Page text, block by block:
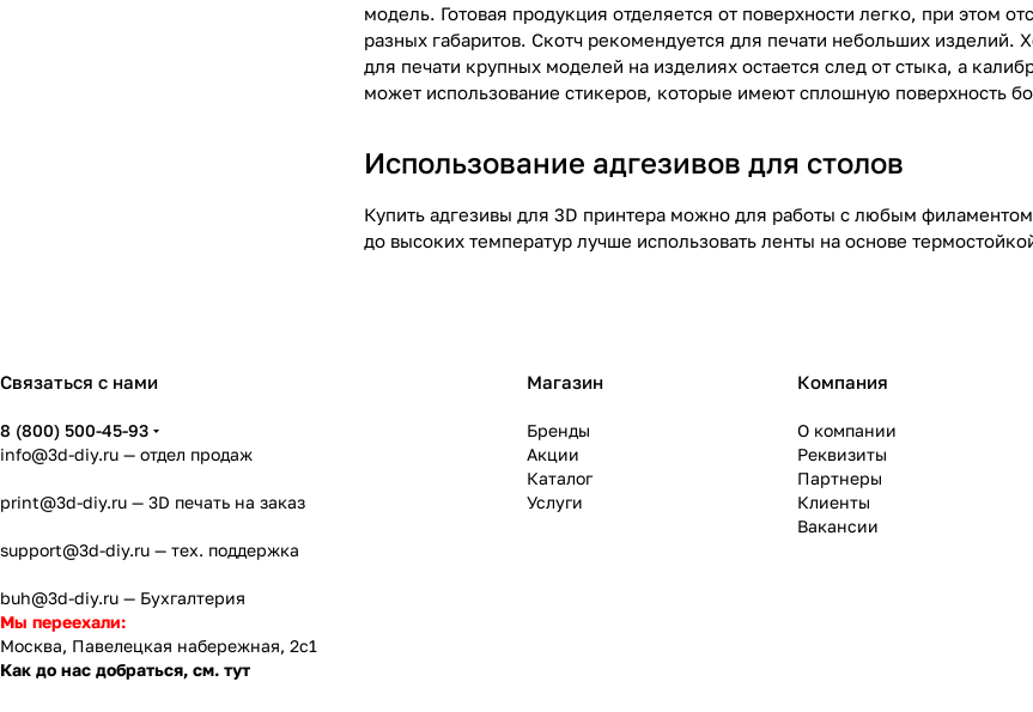
модель. Готовая продукция отделяется от поверхности легко, при этом
разных габаритов. Скотч рекомендуется для печати небольших
для печати крупных моделей на изделиях остается след от стыка, а
может использование стикеров, которые имеют сплошную поверхность
Использование адгезивов для столов
Купить адгезивы для 3D принтера можно для работы с любым
до высоких температур лучше использовать ленты на основе
Связаться с нами
8 (800) 500-45-93
info@3d-diy.ru — отдел продаж
print@3d-diy.ru — 3D печать на заказ
support@3d-diy.ru — тех. поддержка
buh@3d-diy.ru — Бухгалтерия
Мы переехали:
Москва, Павелецкая набережная, 2с1
Как до нас добраться, см. тут
Магазин
Бренды
Акции
Каталог
Услуги
Компания
О компании
Реквизиты
Партнеры
Клиенты
Вакансии